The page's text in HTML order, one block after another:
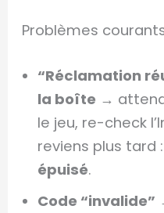
Problèmes
“Réclamation
la boîte →
le jeu, re-check
reviens plus tard :
épuisé.
Code “invalide”